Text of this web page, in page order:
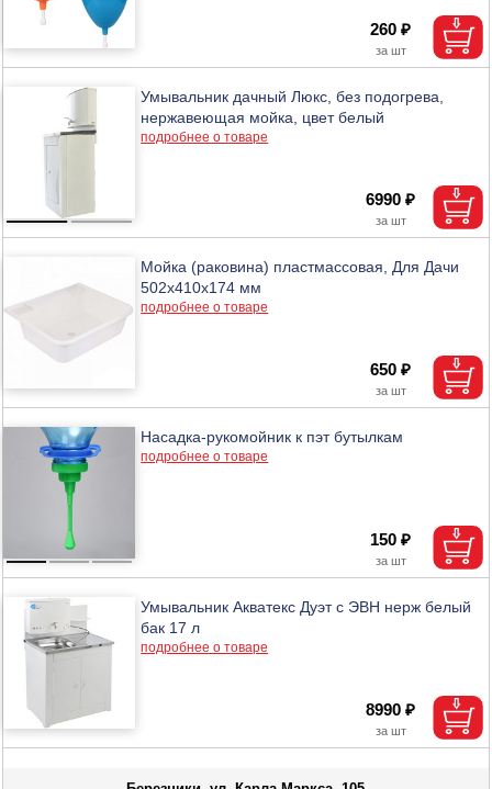
260 ₽
Умывальник дачный Люкс, без подогрева,
нержавеющая мойка, цвет белый
подробнее о товаре
6990 ₽
Мойка (раковина) пластмассовая, Для Дачи
502х410х174 мм
подробнее о товаре
650 ₽
Насадка-рукомойник к пэт бутылкам
подробнее о товаре
150 ₽
Умывальник Акватекс Дуэт с ЭВН нерж белый
бак 17 л
подробнее о товаре
8990 ₽